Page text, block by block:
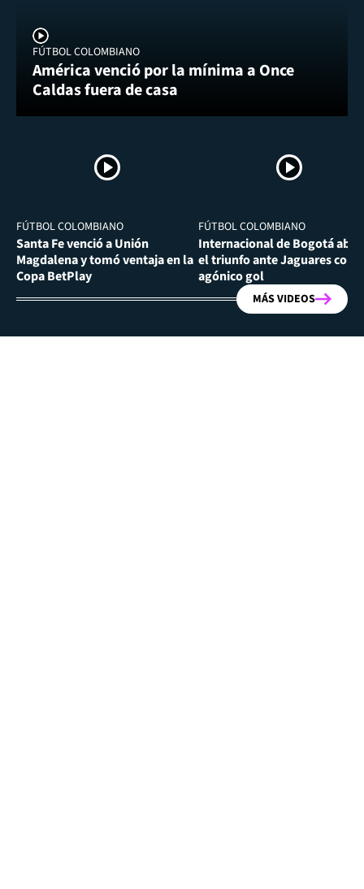
FÚTBOL COLOMBIANO
América venció por la mínima a Once
Caldas fuera de casa
FÚTBOL COLOMBIANO
Santa Fe venció a Unión
Magdalena y tomó ventaja en la
Copa BetPlay
FÚTBOL COLOMBIANO
Internacional de Bogotá
el triunfo ante Jaguares con
agónico gol
MÁS VIDEOS